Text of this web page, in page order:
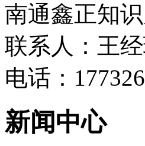
南通鑫正知
联系人：王
电话：
新闻中心